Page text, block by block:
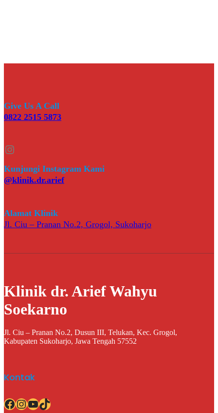
Give Us A Call
0822 2515 5873
Instagram
Kunjungi Instagram Kami
@klinik.dr.arief
Alamat Klinik
Jl. Ciu – Pranan No.2, Grogol, Sukoharjo
Klinik dr. Arief Wahyu
Soekarno
Jl. Ciu – Pranan No.2, Dusun III, Telukan, Kec. Grogol,
Kabupaten Sukoharjo, Jawa Tengah 57552
Kontak
Facebook InstagramYouTube TikTok